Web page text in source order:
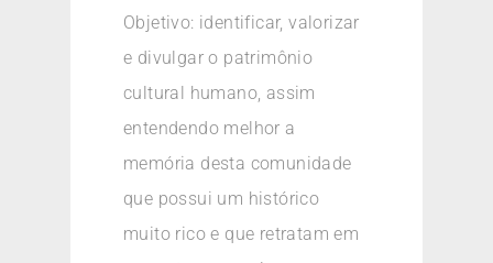
Objetivo: identificar, valorizar
e divulgar o patrimônio
cultural humano, assim
entendendo melhor a
memória desta comunidade
que possui um histórico
muito rico e que retratam em